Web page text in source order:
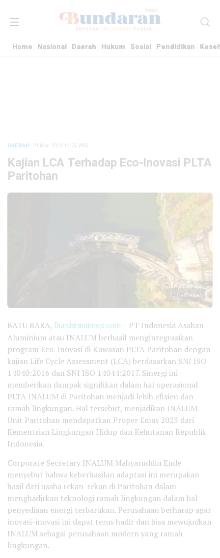
Home Nasional Daerah Hukum Sosial Pendidikan
DAERAH · 21 Mar 2024 14:26WIB
Kajian LCA Terhadap Eco-Inovasi PLTA
Paritohan
Perbesar
BATU BARA, Bundarantimes.com – PT Indonesia Asahan
Aluminium atau INALUM berhasil mengintegrasikan
program Eco-Inovasi di Kawasan PLTA Paritohan dengan
kajian Life Cycle Assessment (LCA) berdasarkan SNI ISO
14040:2016 dan SNI ISO 14044:2017. Sinergi ini
memberikan dampak signifikan dalam hal operasional
PLTA INALUM di Paritohan menjadi lebih efisien dan
ramah lingkungan. Hal tersebut, menjadikan INALUM
Unit Paritohan mendapatkan Proper Emas 2023 dari
Kementrian Lingkungan Hidup dan Kehutanan Republik
Indonesia.
Corporate Secretary INALUM Mahyaruddin Ende
menyebut bahwa keberhasilan adaptasi ini merupakan
hasil dari usaha rekan-rekan di Paritohan dalam
menghadirkan teknologi ramah lingkungan dalam hal
penyediaan energi terbarukan. Perusahaan berharap agar
inovasi-inovasi ini dapat terus hadir dan bisa mewujudkan
INALUM sebagai perusahaan modern yang ramah
lingkungan.